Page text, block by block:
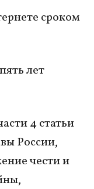
сроком
лет
4 статьи
России,
чести и